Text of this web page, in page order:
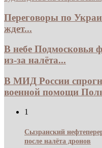
Переговоры по
ждет...
В небе Подмосковья
из-за налёта...
В МИД России
военной помощи
1
Сызранский
после налёта дронов